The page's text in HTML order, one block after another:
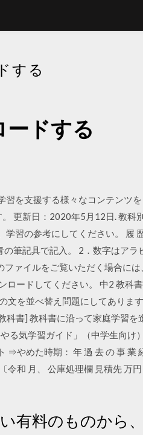
する
ドする
習を支援する様々なコンテンツ
更新日：2020年5月12日. 教科
習の参考にしてください。 履
筆記具で記入。 2．数字はアラ
ァイルをご覧いただく場合には
ロードしてください。 中2 教科
を並べ替え問題にしてあります
科書] 教科書に沿って家庭学習を
る気学習ガイド」（中学生向け
⇒やめた時期： 年 過 去 の 事 業
令和 月、 公庫処理欄 見積先 万円
有料のものから、